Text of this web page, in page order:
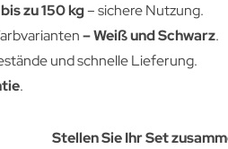
zu 150 kg– sichere Nutzung.
–Weißund Schwarz.
und schnelle Lieferung.
.
Stellen Sie Ihr Set